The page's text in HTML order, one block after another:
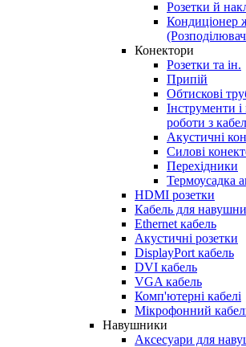
Розетки й
Кондиціонер
Конектори
Розетки та ін.
Припій
Обтискові
Інструменти і
роботи з
Акустичні
Силові
Перехідники
Термоусадка
HDMI розетки
Кабель для
Ethernet кабель
Акустичні розетки
DisplayPort кабель
DVI кабель
VGA кабель
Комп'ютерні кабелі
Мікрофонний
Навушники
Аксесуари для